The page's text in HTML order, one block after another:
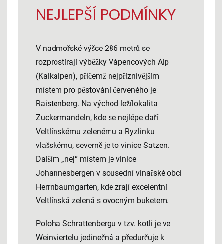
NEJLEPŠÍ PODMÍNKY
V nadmořské výšce 286 metrů se
rozprostírají výběžky Vápencových Alp
(Kalkalpen), přičemž nejpříznivějším
místem pro pěstování červeného je
Raistenberg. Na východ ležílokalita
Zuckermandeln, kde se nejlépe daří
Veltlínskému zelenému a Ryzlinku
vlašskému, severně je to vinice Satzen.
Dalším „nej“ místem je vinice
Johannesbergen v sousední vinařské obci
Herrnbaumgarten, kde zrají excelentní
Veltlínská zelená s ovocným buketem.
Poloha Schrattenbergu v tzv. kotli je ve
Weinviertelu jedinečná a předurčuje k